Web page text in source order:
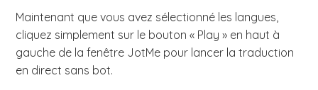
Maintenant que vous avez sélectionné les langues,
cliquez simplement sur le bouton « Play » en haut à
gauche de la fenêtre JotMe pour lancer la traduction
en direct sans bot.